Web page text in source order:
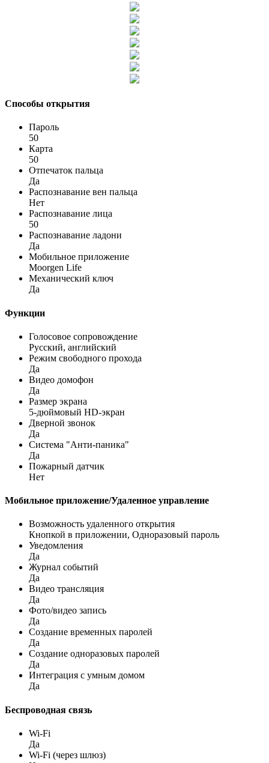
Способы открытия
Пароль
50
Карта
50
Отпечаток пальца
Да
Распознавание вен пальца
Нет
Распознавание лица
50
Распознавание ладони
Да
Мобильное приложение
Moorgen Life
Механический ключ
Да
Функции
Голосовое сопровождение
Русский, английский
Режим свободного прохода
Да
Видео домофон
Да
Размер экрана
5-дюймовый HD-экран
Дверной звонок
Да
Система "Анти-паника"
Да
Пожарный датчик
Нет
Мобильное приложение/Удаленное управление
Возможность удаленного открытия
Кнопкой в приложении, Одноразовый пароль
Уведомления
Да
Журнал событий
Да
Видео трансляция
Да
Фото/видео запись
Да
Создание временных паролей
Да
Создание одноразовых паролей
Да
Интеграция с умным домом
Да
Беспроводная связь
Wi-Fi
Да
Wi-Fi (через шлюз)